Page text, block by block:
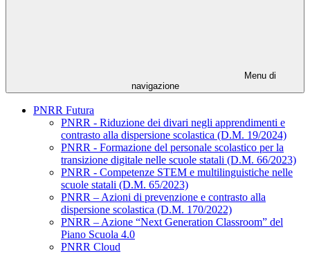
Menu di
navigazione
PNRR Futura
PNRR - Riduzione dei divari negli apprendimenti e
contrasto alla dispersione scolastica (D.M. 19/2024)
PNRR - Formazione del personale scolastico per la
transizione digitale nelle scuole statali (D.M. 66/2023)
PNRR - Competenze STEM e multilinguistiche nelle
scuole statali (D.M. 65/2023)
PNRR – Azioni di prevenzione e contrasto alla
dispersione scolastica (D.M. 170/2022)
PNRR – Azione “Next Generation Classroom” del
Piano Scuola 4.0
PNRR Cloud